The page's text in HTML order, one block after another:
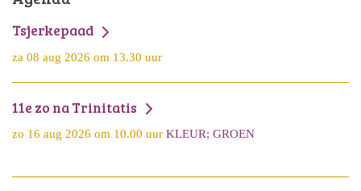
Tsjerkepaad
za 08 aug 2026 om 13.30 uur
11e zo na Trinitatis
zo 16 aug 2026 om 10.00 uur KLEUR; GROEN